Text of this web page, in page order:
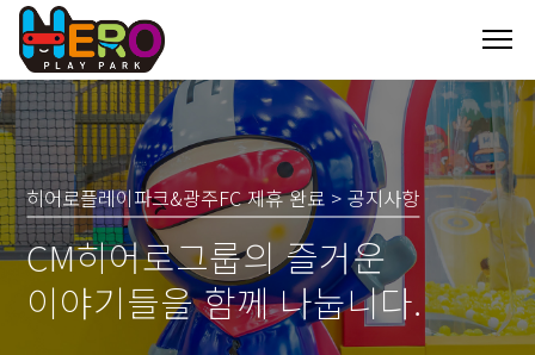
히어로플레이파크&광주FC 제휴 완료 > 공지사항
CM히어로그룹의 즐거운
이야기들을 함께 나눕니다.